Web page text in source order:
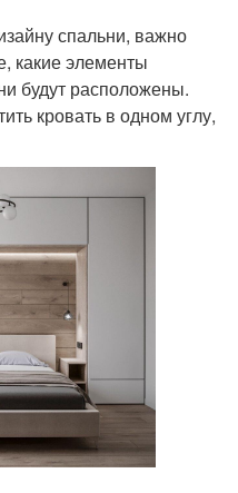
спальни, важно
какие элементы
будут расположены.
кровать в одном углу,